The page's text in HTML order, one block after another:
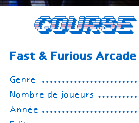
Course
Fast & Furious
Genre
Nombre de joueurs
Année